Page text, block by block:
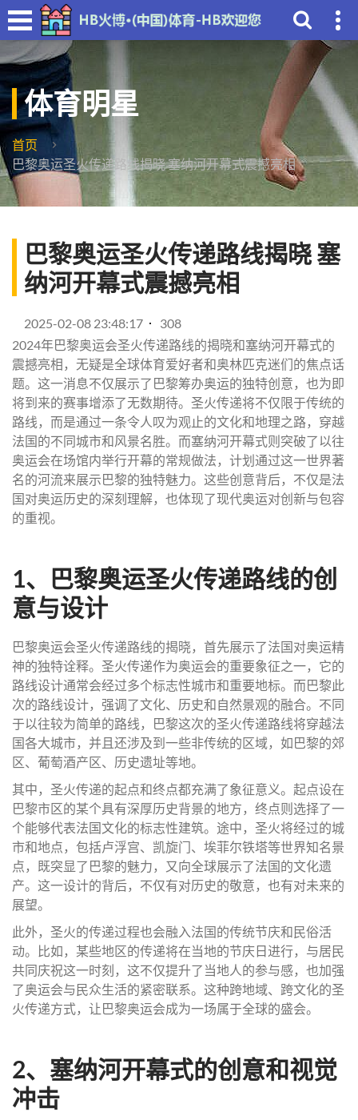
体育明星
首页
巴黎奥运圣火传递路线揭晓 塞纳河开幕式震撼亮相
巴黎奥运圣火传递路线揭晓 塞
纳河开幕式震撼亮相
2025-02-08 23:48:17
308
2024年巴黎奥运会圣火传递路线的揭晓和塞纳河开幕式的
震撼亮相，无疑是全球体育爱好者和奥林匹克迷们的焦点话
题。这一消息不仅展示了巴黎筹办奥运的独特创意，也为即
将到来的赛事增添了无数期待。圣火传递将不仅限于传统的
路线，而是通过一条令人叹为观止的文化和地理之路，穿越
法国的不同城市和风景名胜。而塞纳河开幕式则突破了以往
奥运会在场馆内举行开幕的常规做法，计划通过这一世界著
名的河流来展示巴黎的独特魅力。这些创意背后，不仅是法
国对奥运历史的深刻理解，也体现了现代奥运对创新与包容
的重视。
1、巴黎奥运圣火传递路线的创
意与设计
巴黎奥运会圣火传递路线的揭晓，首先展示了法国对奥运精
神的独特诠释。圣火传递作为奥运会的重要象征之一，它的
路线设计通常会经过多个标志性城市和重要地标。而巴黎此
次的路线设计，强调了文化、历史和自然景观的融合。不同
于以往较为简单的路线，巴黎这次的圣火传递路线将穿越法
国各大城市，并且还涉及到一些非传统的区域，如巴黎的郊
区、葡萄酒产区、历史遗址等地。
其中，圣火传递的起点和终点都充满了象征意义。起点设在
巴黎市区的某个具有深厚历史背景的地方，终点则选择了一
个能够代表法国文化的标志性建筑。途中，圣火将经过的城
市和地点，包括卢浮宫、凯旋门、埃菲尔铁塔等世界知名景
点，既突显了巴黎的魅力，又向全球展示了法国的文化遗
产。这一设计的背后，不仅有对历史的敬意，也有对未来的
展望。
此外，圣火的传递过程也会融入法国的传统节庆和民俗活
动。比如，某些地区的传递将在当地的节庆日进行，与居民
共同庆祝这一时刻，这不仅提升了当地人的参与感，也加强
了奥运会与民众生活的紧密联系。这种跨地域、跨文化的圣
火传递方式，让巴黎奥运会成为一场属于全球的盛会。
2、塞纳河开幕式的创意和视觉
冲击